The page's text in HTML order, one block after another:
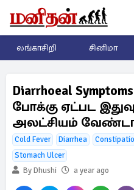
லங்காசிறி சினிமா
Diarrhoeal
போக்கு ஏட்பட
அலட்சியம்
Cold Fever Diarrhea
Stomach Ulcer
By Dhushi
a year ago